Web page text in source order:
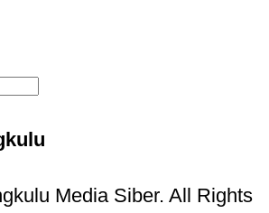
Media Siber. All Rights